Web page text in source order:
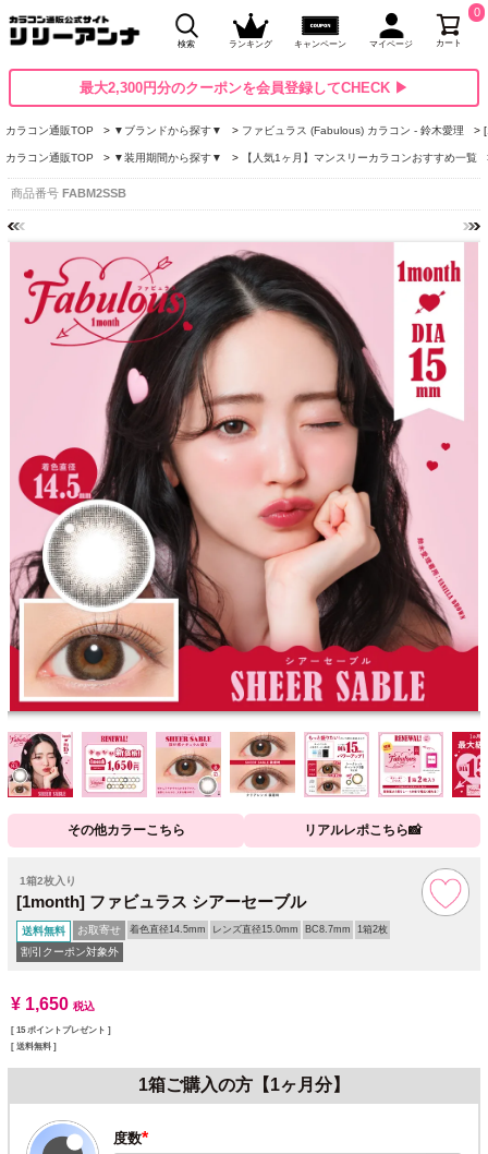
検索 ランキング キャンペーン マイページ カート
0
最大2,300円分のクーポンを会員登録してCHECK ▶
カラコン通販TOP ▼ブランドから探す▼ ファビュラス (Fabulous) カラコン - 鈴木愛理
カラコン通販TOP ▼装用期間から探す▼ 【人気1ヶ月】マンスリーカラコンおすすめ一覧
商品番号 FABM2SSB
その他カラーこちら リアルレポこちら📸
1箱2枚入り
[1month] ファビュラス シアーセーブル
送料無料 お取寄せ 着色直径14.5mm レンズ直径15.0mm BC8.7mm 1箱2枚
割引クーポン対象外
¥ 1,650 税込
[ 15 ポイントプレゼント ]
送料無料
1箱ご購入の方【1ヶ月分】
度数